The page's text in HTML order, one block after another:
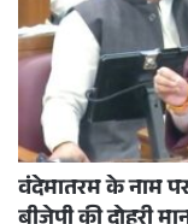
वंदेमातरम के नाम